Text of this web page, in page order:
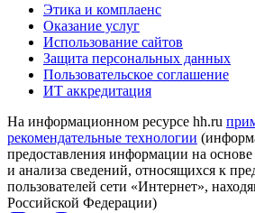
Этика и комплаенс
Оказание услуг
Использование сайтов
Защита персональных данных
Пользовательское соглашение
ИТ аккредитация
На информационном ресурсе hh.ru
рекомендательные технологии
предоставления информации на основе
и анализа сведений, относящихся к
пользователей сети «Интернет»,
Российской Федерации)